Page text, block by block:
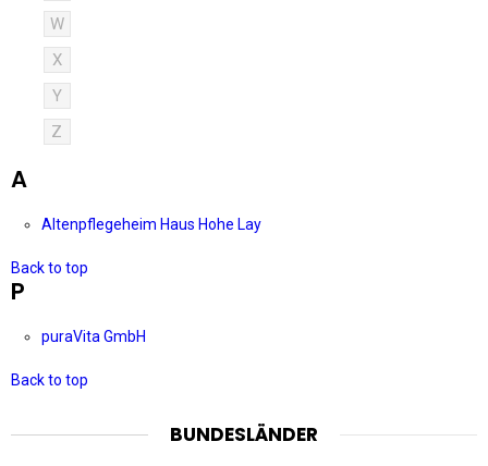
W
X
Y
Z
A
Altenpflegeheim Haus Hohe Lay
Back to top
P
puraVita GmbH
Back to top
BUNDESLÄNDER